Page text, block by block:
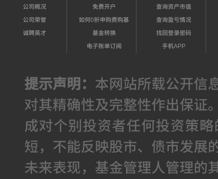
公司概况
公司荣誉
诚聘英才
免费开户
如何0折申购费购基
基金转换
电子账单订阅
查询资产市值
查询盈亏情况
找回登录密码
手机APP
提示声明： 本网站所载公开信
对其精确性及完整性作出保证
成对个别投资者任何投资策
短，不能反映股市、债市发展
未来表现，基金管理人管理的